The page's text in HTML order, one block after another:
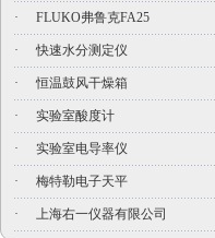
· FLUKO弗鲁克FA25
· 快速水分测定仪
· 恒温鼓风干燥箱
· 实验室酸度计
· 实验室电导率仪
· 梅特勒电子天平
· 上海右一仪器有限公司